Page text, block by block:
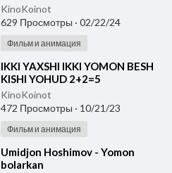
KinoKoinot
629 Просмотры · 02/22/24
Фильм и анимация
⁣IKKI YAXSHI IKKI YOMON BESH
KISHI YOHUD 2+2=5
#KINOPREMYERA O'ZBEK
TILIDA
KinoKoinot
472 Просмотры · 10/21/23
Фильм и анимация
⁣Umidjon Hoshimov - Yomon
bolarkan